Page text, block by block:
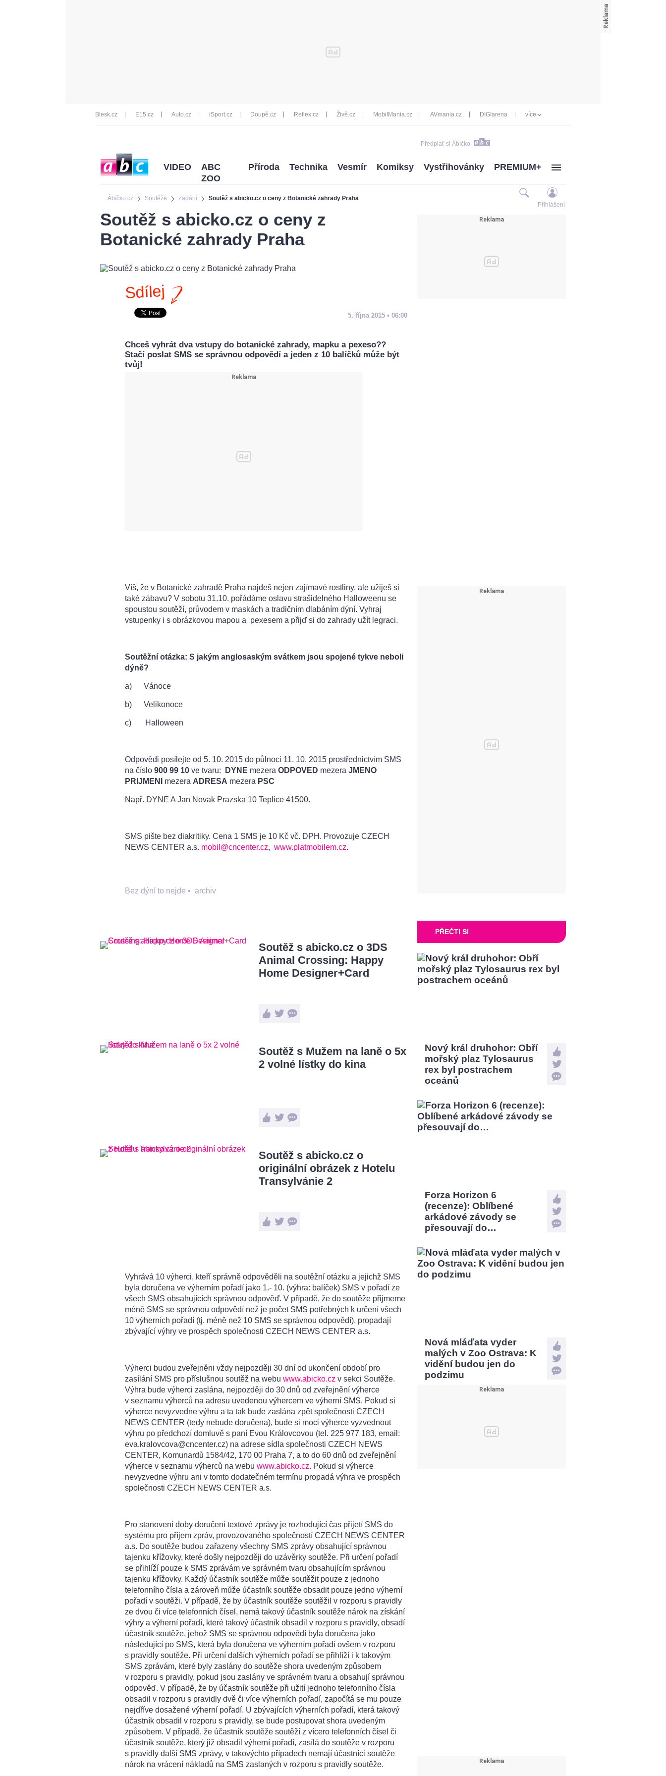
Blesk.cz E15.cz Auto.cz iSport.cz Doupě.cz Reflex.cz Živě.cz MobilMania.cz AVmania.cz DIGIarena více
Předplať si Ábíčko
Ábíčko.cz Soutěže Zadání Soutěž s abicko.cz o ceny z Botanické zahrady Praha
VIDEO
ABC
ZOO
Příroda Technika Vesmír Komiksy Vystřihovánky PREMIUM+
Přihlášení
Soutěž s abicko.cz o ceny z
Botanické zahrady Praha
Sdílej
5. října 2015 • 06:00
Chceš vyhrát dva vstupy do botanické zahrady, mapku a pexeso??
Stačí poslat SMS se správnou odpovědí a jeden z 10 balíčků může být
tvůj!
Víš, že v Botanické zahradě Praha najdeš nejen zajímavé rostliny, ale užiješ si
také zábavu? V sobotu 31.10. pořádáme oslavu strašidelného Halloweenu se
spoustou soutěží, průvodem v maskách a tradičním dlabáním dýní. Vyhraj
vstupenky i s obrázkovou mapou a pexesem a přijď si do zahrady užít legraci.
Soutěžní otázka: S jakým anglosaským svátkem jsou spojené tykve neboli
dýně?
a) Vánoce
b) Velikonoce
c) Halloween
Odpovědi posílejte od 5. 10. 2015 do půlnoci 11. 10. 2015 prostřednictvím SMS
na číslo 900 99 10 ve tvaru: DYNE mezera ODPOVED mezera JMENO
PRIJMENI
mezera ADRESA mezera PSC
Např. DYNE A Jan Novak Prazska 10 Teplice 41500.
SMS pište bez diakritiky. Cena 1 SMS je 10 Kč vč. DPH. Provozuje CZECH
NEWS CENTER a.s. mobil@cncenter.cz, www.platmobilem.cz.
Bez dýní to nejde • archiv
Soutěž s abicko.cz o 3DS
Animal Crossing: Happy
Home Designer+Card
Soutěž s Mužem na laně o 5x
2 volné lístky do kina
Soutěž s abicko.cz o
originální obrázek z Hotelu
Transylvánie 2
Vyhrává 10 výherci, kteří správně odpověděli na soutěžní otázku a jejichž SMS
byla doručena ve výherním pořadí jako 1.- 10. (výhra: balíček) SMS v pořadí ze
všech SMS obsahujících správnou odpověď. V případě, že do soutěže přijmeme
méně SMS se správnou odpovědí než je počet SMS potřebných k určení všech
10 výherních pořadí (tj. méně než 10 SMS se správnou odpovědí), propadají
zbývající výhry ve prospěch společnosti CZECH NEWS CENTER a.s.
Výherci budou zveřejněni vždy nejpozději 30 dní od ukončení období pro
zasílání SMS pro příslušnou soutěž na webu www.abicko.cz v sekci Soutěže.
Výhra bude výherci zaslána, nejpozději do 30 dnů od zveřejnění výherce
v seznamu výherců na adresu uvedenou výhercem ve výherní SMS. Pokud si
výherce nevyzvedne výhru a ta tak bude zaslána zpět společnosti CZECH
NEWS CENTER (tedy nebude doručena), bude si moci výherce vyzvednout
výhru po předchozí domluvě s paní Evou Královcovou (tel. 225 977 183, email:
eva.kralovcova@cncenter.cz) na adrese sídla společnosti CZECH NEWS
CENTER, Komunardů 1584/42, 170 00 Praha 7, a to do 60 dnů od zveřejnění
výherce v seznamu výherců na webu www.abicko.cz. Pokud si výherce
nevyzvedne výhru ani v tomto dodatečném termínu propadá výhra ve prospěch
společnosti CZECH NEWS CENTER a.s.
Pro stanovení doby doručení textové zprávy je rozhodující čas přijetí SMS do
systému pro příjem zpráv, provozovaného společností CZECH NEWS CENTER
a.s. Do soutěže budou zařazeny všechny SMS zprávy obsahující správnou
tajenku křížovky, které došly nejpozději do uzávěrky soutěže. Při určení pořadí
se přihlíží pouze k SMS zprávám ve správném tvaru obsahujícím správnou
tajenku křížovky. Každý účastník soutěže může soutěžit pouze z jednoho
telefonního čísla a zároveň může účastník soutěže obsadit pouze jedno výherní
pořadí v soutěži. V případě, že by účastník soutěže soutěžil v rozporu s pravidly
ze dvou či více telefonních čísel, nemá takový účastník soutěže nárok na získání
výhry a výherní pořadí, které takový účastník obsadil v rozporu s pravidly, obsadí
účastník soutěže, jehož SMS se správnou odpovědí byla doručena jako
následující po SMS, která byla doručena ve výherním pořadí ovšem v rozporu
s pravidly soutěže. Při určení dalších výherních pořadí se přihlíží i k takovým
SMS zprávám, které byly zaslány do soutěže shora uvedeným způsobem
v rozporu s pravidly, pokud jsou zaslány ve správném tvaru a obsahují správnou
odpověď. V případě, že by účastník soutěže při užití jednoho telefonního čísla
obsadil v rozporu s pravidly dvě či více výherních pořadí, započítá se mu pouze
nejdříve dosažené výherní pořadí. U zbývajících výherních pořadí, která takový
účastník obsadil v rozporu s pravidly, se bude postupovat shora uvedeným
způsobem. V případě, že účastník soutěže soutěží z vícero telefonních čísel či
účastník soutěže, který již obsadil výherní pořadí, zasílá do soutěže v rozporu
s pravidly další SMS zprávy, v takovýchto případech nemají účastníci soutěže
nárok na vrácení nákladů na SMS zaslaných v rozporu s pravidly soutěže.
PŘEČTI SI
Nový král druhohor: Obří
mořský plaz Tylosaurus
rex byl postrachem
oceánů
Forza Horizon 6
(recenze): Oblíbené
arkádové závody se
přesouvají do…
Nová mláďata vyder
malých v Zoo Ostrava: K
vidění budou jen do
podzimu